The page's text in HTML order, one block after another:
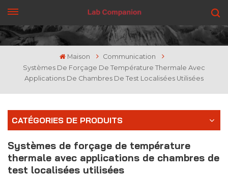
OBTENEZ UN DEVIS
Maison
Communication
Systèmes De Forçage De Température Thermale Avec
Applications De Chambres De Test Localisées Utilisées
CATÉGORIES DE PRODUITS
Systèmes de forçage de température
thermale avec applications de chambres de
test localisées utilisées